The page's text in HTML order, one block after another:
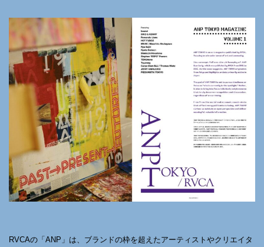
RVCAの「ANP」は、ブランドの枠を超えたアーティストやクリエイタ